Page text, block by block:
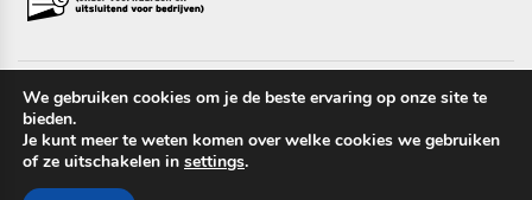
Copyright © 2023 Barrera B.V. Alle rechten voorbehouden.
We gebruiken cookies om je de beste ervaring op onze site te
bieden.
Je kunt meer te weten komen over welke cookies we gebruiken
of ze uitschakelen in settings.